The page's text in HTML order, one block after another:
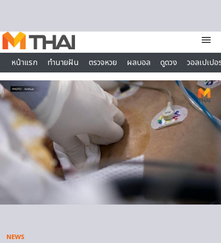
menu
หน้าแรก
ทำนายฝัน ตรวจหวย ผลบอล ดูดวง
วอลเปเป
ไลฟ์สไตล์
NEWS